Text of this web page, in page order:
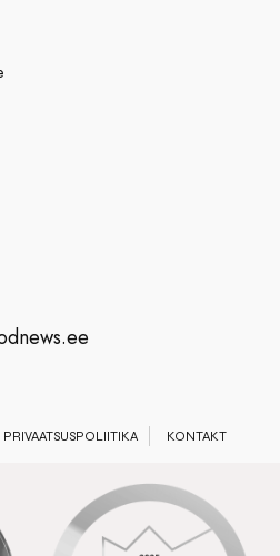
PRIVAATSUSPOLIITIKA KONTAKT